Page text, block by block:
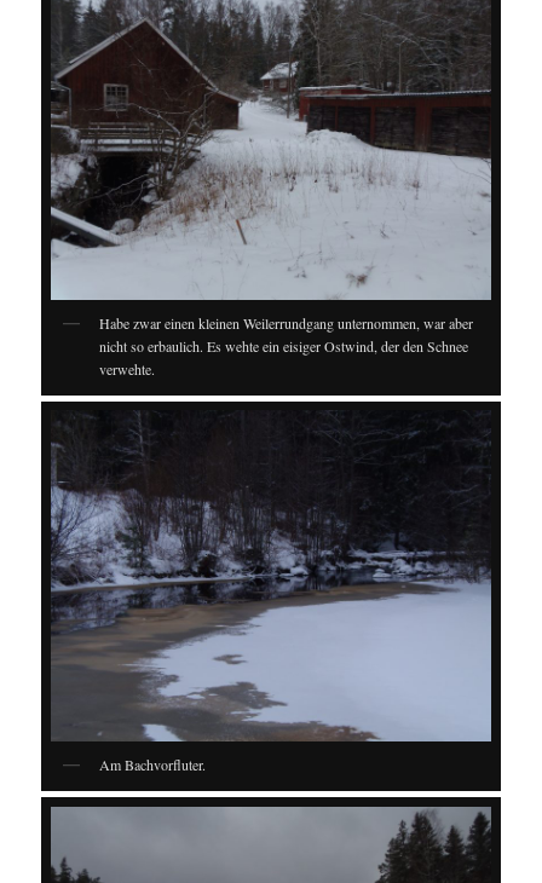
Habe zwar einen kleinen Weilerrundgang unternommen, war aber
nicht so erbaulich. Es wehte ein eisiger Ostwind, der den Schnee
verwehte.
Am Bachvorfluter.